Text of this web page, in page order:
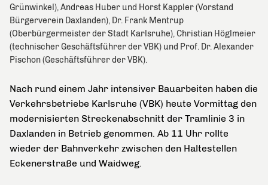
Grünwinkel), Andreas Huber und Horst Kappler (Vorstand
Bürgerverein Daxlanden), Dr. Frank Mentrup
(Oberbürgermeister der Stadt Karlsruhe), Christian Höglmeier
(technischer Geschäftsführer der VBK) und Prof. Dr. Alexander
Pischon (Geschäftsführer der VBK).
Nach rund einem Jahr intensiver Bauarbeiten haben die
Verkehrsbetriebe Karlsruhe (VBK) heute Vormittag den
modernisierten Streckenabschnitt der Tramlinie 3 in
Daxlanden in Betrieb genommen. Ab 11 Uhr rollte
wieder der Bahnverkehr zwischen den Haltestellen
Eckenerstraße und Waidweg.